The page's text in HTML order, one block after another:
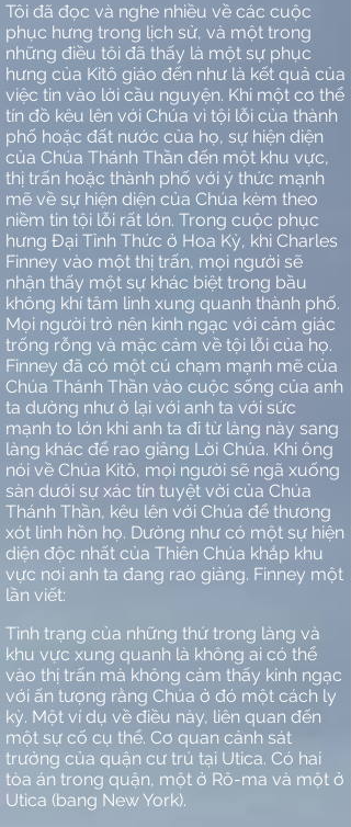
Tôi đã đọc và nghe nhiều về các cuộc
phục hưng trong lịch sử, và một trong
những điều tôi đã thấy là một sự phục
hưng của Kitô giáo đến như là kết quả của
việc tin vào lời cầu nguyện. Khi một cơ thể
tín đồ kêu lên với Chúa vì tội lỗi của thành
phố hoặc đất nước của họ, sự hiện diện
của Chúa Thánh Thần đến một khu vực,
thị trấn hoặc thành phố với ý thức mạnh
mẽ về sự hiện diện của Chúa kèm theo
niềm tin tội lỗi rất lớn. Trong cuộc phục
hưng Đại Tỉnh Thức ở Hoa Kỳ, khi Charles
Finney vào một thị trấn, mọi người sẽ
nhận thấy một sự khác biệt trong bầu
không khí tâm linh xung quanh thành phố.
Mọi người trở nên kinh ngạc với cảm giác
trống rỗng và mặc cảm về tội lỗi của họ.
Finney đã có một cú chạm mạnh mẽ của
Chúa Thánh Thần vào cuộc sống của anh
ta dường như ở lại với anh ta với sức
mạnh to lớn khi anh ta đi từ làng này sang
làng khác để rao giảng Lời Chúa. Khi ông
nói về Chúa Kitô, mọi người sẽ ngã xuống
sàn dưới sự xác tín tuyệt vời của Chúa
Thánh Thần, kêu lên với Chúa để thương
xót linh hồn họ. Dường như có một sự hiện
diện độc nhất của Thiên Chúa khắp khu
vực nơi anh ta đang rao giảng. Finney một
lần viết:
Tình trạng của những thứ trong làng và
khu vực xung quanh là không ai có thể
vào thị trấn mà không cảm thấy kinh ngạc
với ấn tượng rằng Chúa ở đó một cách ly
kỳ. Một ví dụ về điều này, liên quan đến
một sự cố cụ thể. Cơ quan cảnh sát
trưởng của quận cư trú tại Utica. Có hai
tòa án trong quận, một ở Rô-ma và một ở
Utica (bang New York).